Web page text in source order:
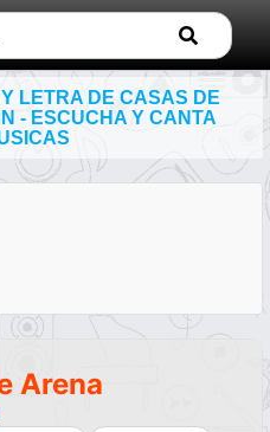
LETRA DE CASAS DE
- ESCUCHA Y CANTA
Arena